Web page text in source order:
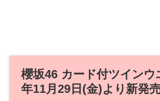
櫻坂46 カード付ツインウ
年11月29日(金)より新発売